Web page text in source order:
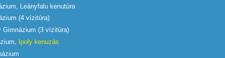
Leányfalu kenutúra
(4 vízitúra)
Gimnázium (3 vízitúra)
Ipoly kenuzás